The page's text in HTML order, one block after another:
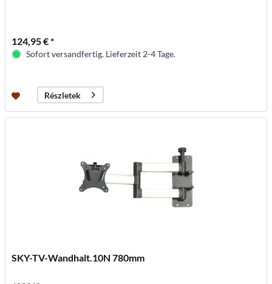
124,95 € *
Sofort versandfertig. Lieferzeit 2-4 Tage.
Részletek
SKY-TV-Wandhalt.10N 780mm